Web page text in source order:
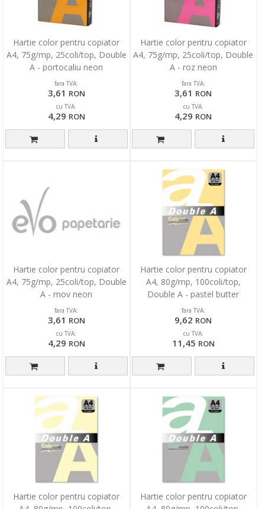
Hartie color pentru copiator
A4, 75g/mp, 25coli/top, Double
A - portocaliu neon
fara TVA:
3,61 RON
cu TVA:
4,29 RON
Hartie color pentru copiator
A4, 75g/mp, 25coli/top, Double
A - roz neon
fara TVA:
3,61 RON
cu TVA:
4,29 RON
Hartie color pentru copiator
A4, 75g/mp, 25coli/top, Double
A - mov neon
fara TVA:
3,61 RON
cu TVA:
4,29 RON
Hartie color pentru copiator
A4, 80g/mp, 100coli/top,
Double A - pastel butter
fara TVA:
9,62 RON
cu TVA:
11,45 RON
Hartie color pentru copiator
Hartie color pentru copiator